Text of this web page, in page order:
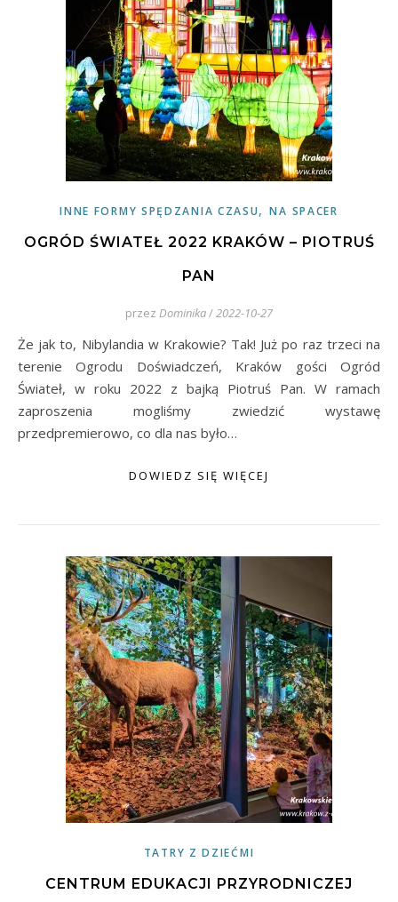
INNE FORMY SPĘDZANIA CZASU,NA SPACER
OGRÓD ŚWIATEŁ 2022 KRAKÓW – PIOTRUŚ
PAN
przez Dominika/2022-10-27
Że jak to, Nibylandia w Krakowie? Tak! Już po raz trzeci na
terenie Ogrodu Doświadczeń, Kraków gości Ogród
Świateł, w roku 2022 z bajką Piotruś Pan. W ramach
zaproszenia mogliśmy zwiedzić wystawę
przedpremierowo, co dla nas było…
DOWIEDZ SIĘ WIĘCEJ
TATRY Z DZIEĆMI
CENTRUM EDUKACJI PRZYRODNICZEJ